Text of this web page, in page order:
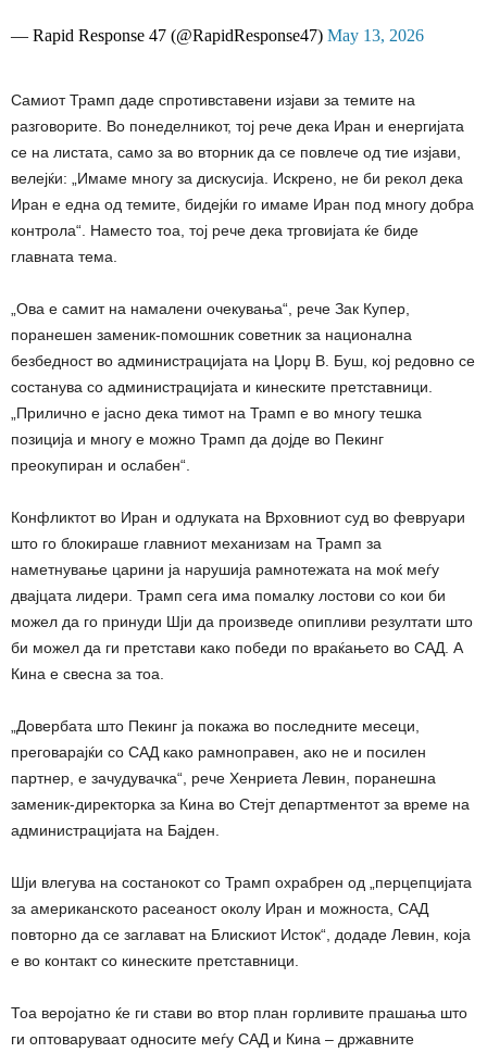
— Rapid Response 47 (@RapidResponse47) May 13, 2026
Самиот Трамп даде спротивставени изјави за темите на
разговорите. Во понеделникот, тој рече дека Иран и енергијата
се на листата, само за во вторник да се повлече од тие изјави,
велејќи: „Имаме многу за дискусија. Искрено, не би рекол дека
Иран е една од темите, бидејќи го имаме Иран под многу добра
контрола“. Наместо тоа, тој рече дека трговијата ќе биде
главната тема.
„Ова е самит на намалени очекувања“, рече Зак Купер,
поранешен заменик-помошник советник за национална
безбедност во администрацијата на Џорџ В. Буш, кој редовно се
состанува со администрацијата и кинеските претставници.
„Прилично е јасно дека тимот на Трамп е во многу тешка
позиција и многу е можно Трамп да дојде во Пекинг
преокупиран и ослабен“.
Конфликтот во Иран и одлуката на Врховниот суд во февруари
што го блокираше главниот механизам на Трамп за
наметнување царини ја нарушија рамнотежата на моќ меѓу
двајцата лидери. Трамп сега има помалку лостови со кои би
можел да го принуди Шји да произведе опипливи резултати што
би можел да ги претстави како победи по враќањето во САД. А
Кина е свесна за тоа.
„Довербата што Пекинг ја покажа во последните месеци,
преговарајќи со САД како рамноправен, ако не и посилен
партнер, е зачудувачка“, рече Хенриета Левин, поранешна
заменик-директорка за Кина во Стејт департментот за време на
администрацијата на Бајден.
Шји влегува на состанокот со Трамп охрабрен од „перцепцијата
за американското расеаност околу Иран и можноста, САД
повторно да се заглават на Блискиот Исток“, додаде Левин, која
е во контакт со кинеските претставници.
Тоа веројатно ќе ги стави во втор план горливите прашања што
ги оптоваруваат односите меѓу САД и Кина – државните